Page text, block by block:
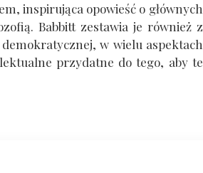
inspirująca opowieść o głównych
Babbitt zestawia je również z
w wielu aspektach
przydatne do tego, aby te